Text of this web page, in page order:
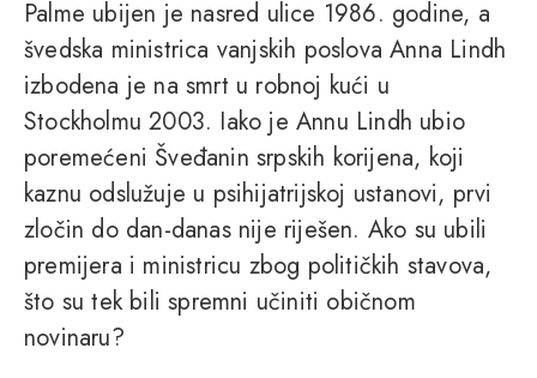
Palme ubijen je nasred ulice 1986. godine, a
švedska ministrica vanjskih poslova Anna Lindh
izbodena je na smrt u robnoj kući u
Stockholmu 2003. Iako je Annu Lindh ubio
poremećeni Šveđanin srpskih korijena, koji
kaznu odslužuje u psihijatrijskoj ustanovi, prvi
zločin do dan-danas nije riješen. Ako su ubili
premijera i ministricu zbog političkih stavova,
što su tek bili spremni učiniti običnom
novinaru?